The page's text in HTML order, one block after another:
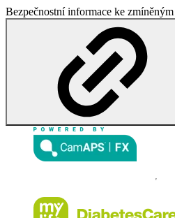
Bezpečnostní informace ke